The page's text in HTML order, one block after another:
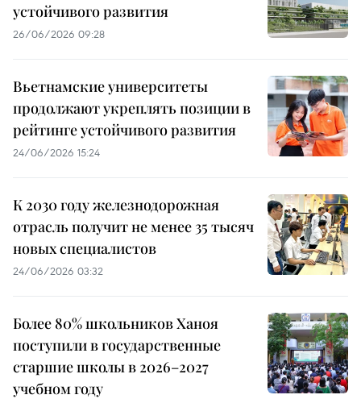
устойчивого развития
26/06/2026 09:28
Вьетнамские университеты
продолжают укреплять позиции в
рейтинге устойчивого развития
24/06/2026 15:24
К 2030 году железнодорожная
отрасль получит не менее 35 тысяч
новых специалистов
24/06/2026 03:32
Более 80% школьников Ханоя
поступили в государственные
старшие школы в 2026–2027
учебном году